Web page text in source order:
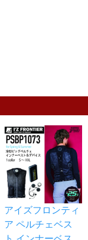
アイズフロンティ
ア ペルチェベス